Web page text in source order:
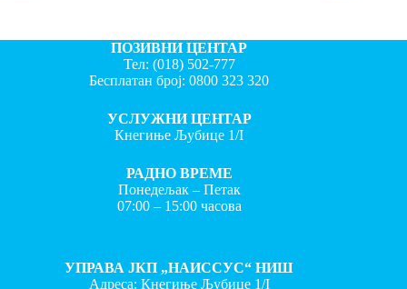
ПОЗИВНИ ЦЕНТАР
Тел: (018) 502-777
Бесплатан број:0800 323 320
УСЛУЖНИ ЦЕНТАР
Кнегиње Љубице 1/I
РАДНО ВРЕМЕ
Понедељак – Петак
07:00 – 15:00 часова
УПРАВА ЈКП „НАИССУС“ НИШ
Адреса: Кнегиње Љубице 1/I